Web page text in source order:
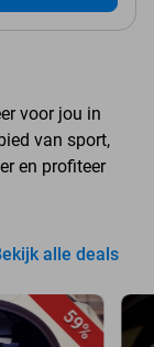
voor jou in
van sport,
en profiteer
alle deals
59%